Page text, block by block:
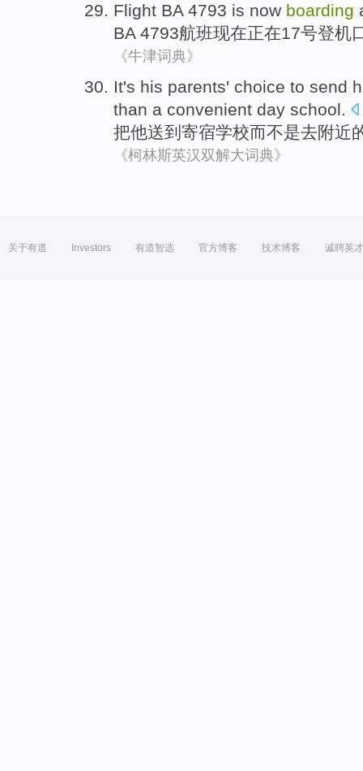
Flight BA4793 is now boarding
BA4793航班现在正在17号登机
《牛津词典》
It's his parents' choice to send
than a convenient day school.
把他送到寄宿学校而不是去附近
《柯林斯英汉双解大词典》
关于有道 Investors 有道智选 官方博客 技术博客 诚聘英才